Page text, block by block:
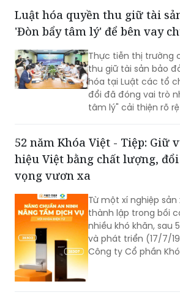
Thực tiễn thị trường
thu giữ tài sản bảo
hóa tại Luật các tổ
đổi đã đóng vai trò
tâm lý" cải thiện rõ
của bên vay.
52 năm Khóa Việt - Tiệp: Giữ
vọng vươn xa
Từ một xí nghiệp sản
thành lập trong bối
nhiều khó khăn, sau
và phát triển (17/7/
Công ty Cổ phần
trở thành một trong
nghiệp cơ khí tiêu
Hành trình hơn nửa
Ford Việt Nam khai trương